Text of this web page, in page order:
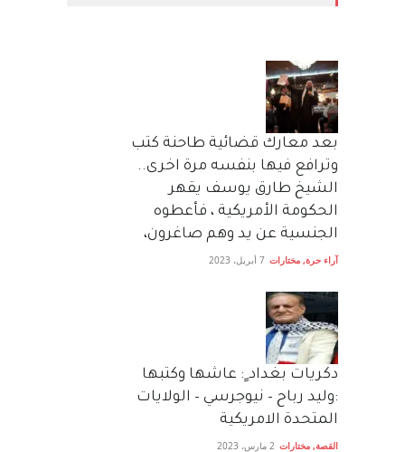
بعد معارك قضائية طاحنة كتب
وترافع فيها بنفسه مرة اخرى..
الشيخ طارق يوسف يقهر
الحكومة الأمريكية ، فأعطوه
الجنسية عن يد وهم صاغرون،
آراء حرة, مختارات 7 أبريل، 2023
دكريات بغداد ٍ: عاشها وكتبها
:وليد رباح – نيوجرسي – الولايات
المتحدة الامريكية
القصة, مختارات 2 مارس، 2023